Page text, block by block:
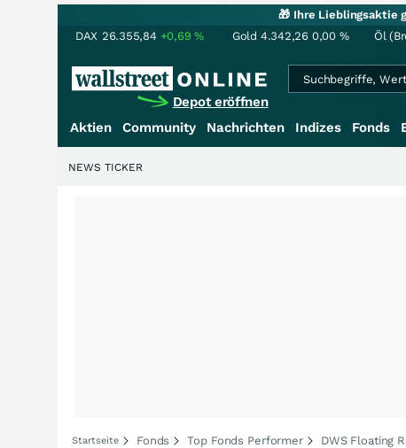
🎁 Ihre Lieblingsaktie
DAX 26.355,84 +0,69% Gold 4.342,26 0,00 % Öl
Depot eröffnen
Aktien Community Nachrichten Indizes Fonds
NEWS TICKER
Startseite Fonds Top Fonds Performer DWS Floating